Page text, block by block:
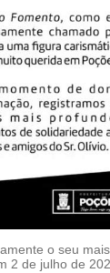
o seu
2 de julho de